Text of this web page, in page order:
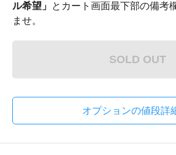
ル希望」 とカート画面最下部の備考
ませ。
SOLD OUT
オプションの値段詳